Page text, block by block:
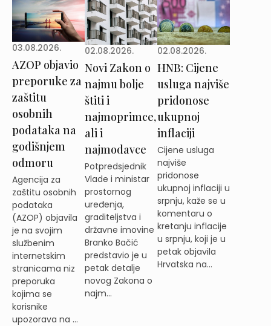
03.08.2026.
AZOP objavio
preporuke za
zaštitu
osobnih
podataka na
godišnjem
odmoru
Agencija za
zaštitu osobnih
podataka
(AZOP) objavila
je na svojim
službenim
internetskim
stranicama niz
preporuka
kojima se
korisnike
upozorava na ...
02.08.2026.
Novi Zakon o
najmu bolje
štiti i
najmoprimce,
ali i
najmodavce
Potpredsjednik
Vlade i ministar
prostornog
uređenja,
graditeljstva i
državne imovine
Branko Bačić
predstavio je u
petak detalje
novog Zakona o
najm...
02.08.2026.
HNB: Cijene
usluga najviše
pridonose
ukupnoj
inflaciji
Cijene usluga
najviše
pridonose
ukupnoj inflaciji u
srpnju, kaže se u
komentaru o
kretanju inflacije
u srpnju, koji je u
petak objavila
Hrvatska na...